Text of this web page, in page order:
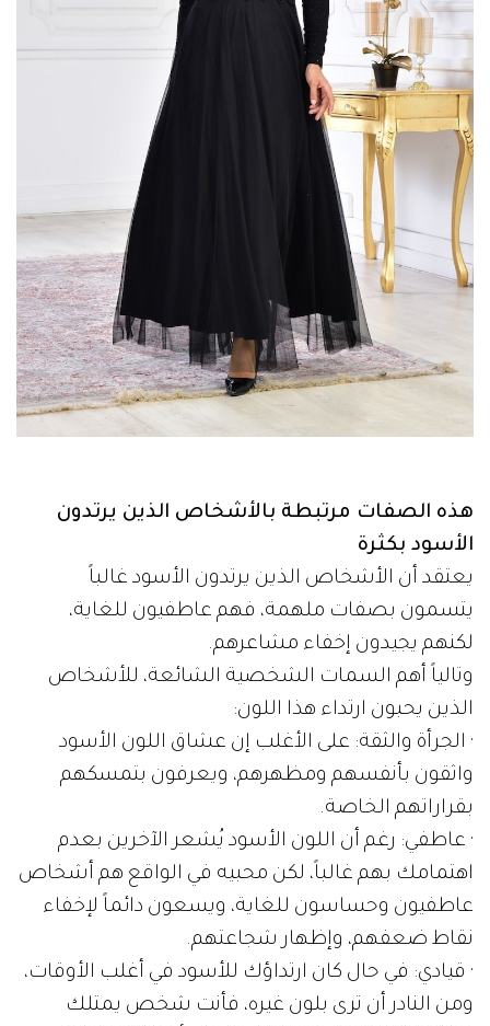
هذه الصفات مرتبطة بالأشخاص الذين يرتدون
الأسود بكثرة
يعتقد أن الأشخاص الذين يرتدون الأسود غالباً
يتسمون بصفات ملهمة، فهم عاطفيون للغاية،
لكنهم يجيدون إخفاء مشاعرهم.
وتالياً أهم السمات الشخصية الشائعة، للأشخاص
الذين يحبون ارتداء هذا اللون:
· الجرأة والثقة: على الأغلب إن عشاق اللون الأسود
واثقون بأنفسهم ومظهرهم، ويعرفون بتمسكهم
بقراراتهم الخاصة.
· عاطفي: رغم أن اللون الأسود يُشعر الآخرين بعدم
اهتمامك بهم غالباً، لكن محبيه في الواقع هم أشخاص
عاطفيون وحساسون للغاية، ويسعون دائماً لإخفاء
نقاط ضعفهم، وإظهار شجاعتهم.
· قيادي: في حال كان ارتداؤك للأسود في أغلب الأوقات،
ومن النادر أن ترى بلون غيره، فأنت شخص يمتلك